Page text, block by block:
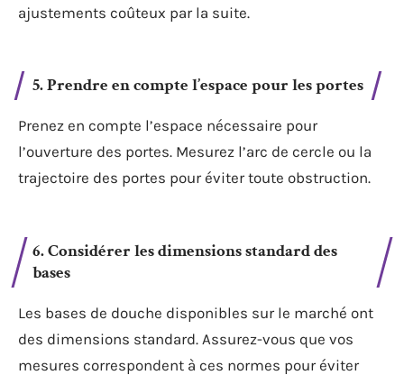
ajustements coûteux par la suite.
5. Prendre en compte l’espace pour les portes
Prenez en compte l’espace nécessaire pour
l’ouverture des portes. Mesurez l’arc de cercle ou la
trajectoire des portes pour éviter toute obstruction.
6. Considérer les dimensions standard des
bases
Les bases de douche disponibles sur le marché ont
des dimensions standard. Assurez-vous que vos
mesures correspondent à ces normes pour éviter